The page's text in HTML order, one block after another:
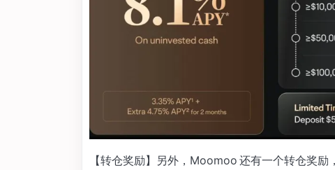
【转仓奖励】另外，Moomoo 还有一个转仓奖